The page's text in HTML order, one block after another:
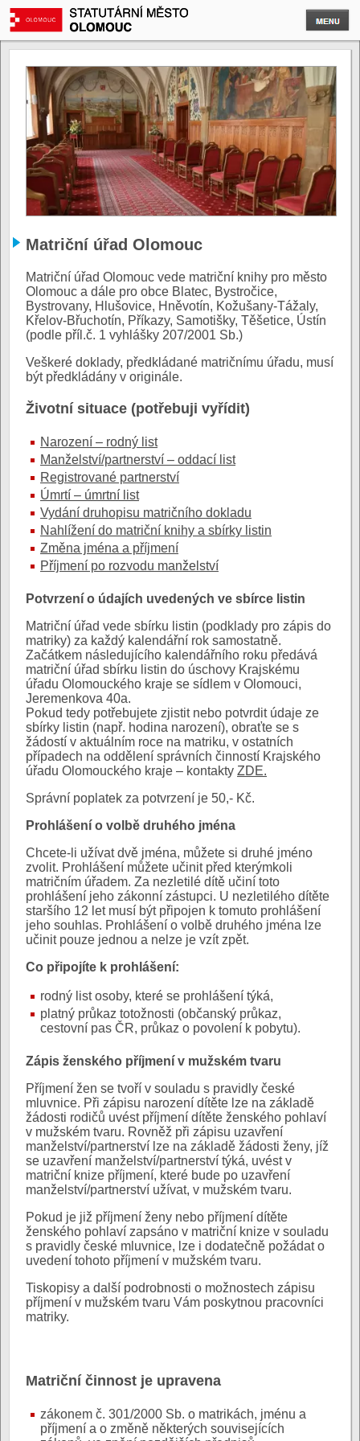
Matriční úřad Olomouc
Matriční úřad Olomouc vede matriční knihy pro město
Olomouc a dále pro obce Blatec, Bystročice,
Bystrovany, Hlušovice, Hněvotín, Kožušany-Tážaly,
Křelov-Břuchotín, Příkazy, Samotišky, Těšetice, Ústín
(podle příl.č. 1 vyhlášky 207/2001 Sb.)
Veškeré doklady, předkládané matričnímu úřadu, musí
být předkládány v originále.
Životní situace (potřebuji vyřídit)
Narození – rodný list
Manželství/partnerství – oddací list
Registrované partnerství
Úmrtí – úmrtní list
Vydání druhopisu matričního dokladu
Nahlížení do matriční knihy a sbírky listin
Změna jména a příjmení
Příjmení po rozvodu manželství
Potvrzení o údajích uvedených ve sbírce listin
Matriční úřad vede sbírku listin (podklady pro zápis do
matriky) za každý kalendářní rok samostatně.
Začátkem následujícího kalendářního roku předává
matriční úřad sbírku listin do úschovy Krajskému
úřadu Olomouckého kraje se sídlem v Olomouci,
Jeremenkova 40a.
Pokud tedy potřebujete zjistit nebo potvrdit údaje ze
sbírky listin (např. hodina narození), obraťte se s
žádostí v aktuálním roce na matriku, v ostatních
případech na oddělení správních činností Krajského
úřadu Olomouckého kraje – kontakty ZDE.
Správní poplatek za potvrzení je 50,- Kč.
Prohlášení o volbě druhého jména
Chcete-li užívat dvě jména, můžete si druhé jméno
zvolit. Prohlášení můžete učinit před kterýmkoli
matričním úřadem. Za nezletilé dítě učiní toto
prohlášení jeho zákonní zástupci. U nezletilého dítěte
staršího 12 let musí být připojen k tomuto prohlášení
jeho souhlas. Prohlášení o volbě druhého jména lze
učinit pouze jednou a nelze je vzít zpět.
Co připojíte k prohlášení:
rodný list osoby, které se prohlášení týká,
platný průkaz totožnosti (občanský průkaz,
cestovní pas ČR, průkaz o povolení k pobytu).
Zápis ženského příjmení v mužském tvaru
Příjmení žen se tvoří v souladu s pravidly české
mluvnice. Při zápisu narození dítěte lze na základě
žádosti rodičů uvést příjmení dítěte ženského pohlaví
v mužském tvaru. Rovněž při zápisu uzavření
manželství/partnerství lze na základě žádosti ženy, jíž
se uzavření manželství/partnerství týká, uvést v
matriční knize příjmení, které bude po uzavření
manželství/partnerství užívat, v mužském tvaru.
Pokud je již příjmení ženy nebo příjmení dítěte
ženského pohlaví zapsáno v matriční knize v souladu
s pravidly české mluvnice, lze i dodatečně požádat o
uvedení tohoto příjmení v mužském tvaru.
Tiskopisy a další podrobnosti o možnostech zápisu
příjmení v mužském tvaru Vám poskytnou pracovníci
matriky.
Matriční činnost je upravena
zákonem č. 301/2000 Sb. o matrikách, jménu a
příjmení a o změně některých souvisejících